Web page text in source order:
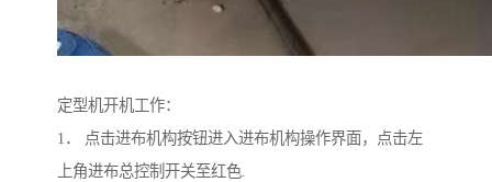
定型机开机工作：
1． 点击进布机构按钮进入进布机构操作界面，点击左
上角进布总控制开关至红色.